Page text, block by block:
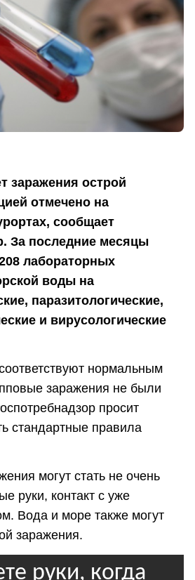
заражения острой
отмечено на
сообщает
За последние месяцы
лабораторных
воды на
паразитологические,
и вирусологические
нормальным
заражения не были
просит
стандартные правила
могут стать не очень
руки, контакт с уже
Вода и море также могут
заражения.